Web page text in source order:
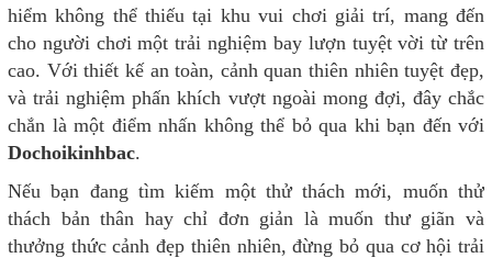
hiểm không thể thiếu tại khu vui chơi giải trí, mang đến
cho người chơi một trải nghiệm bay lượn tuyệt vời từ trên
cao. Với thiết kế an toàn, cảnh quan thiên nhiên tuyệt đẹp,
và trải nghiệm phấn khích vượt ngoài mong đợi, đây chắc
chắn là một điểm nhấn không thể bỏ qua khi bạn đến với
Dochoikinhbac.
Nếu bạn đang tìm kiếm một thử thách mới, muốn thử
thách bản thân hay chỉ đơn giản là muốn thư giãn và
thưởng thức cảnh đẹp thiên nhiên, đừng bỏ qua cơ hội trải